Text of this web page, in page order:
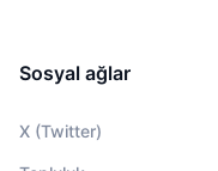
Sosyal ağlar
X (Twitter)